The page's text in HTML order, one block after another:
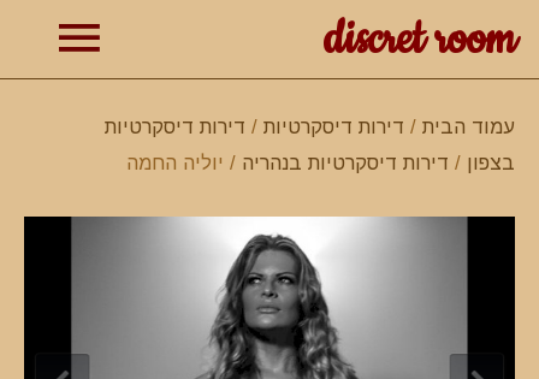
discret room
עמוד הבית / דירות דיסקרטיות / דירות דיסקרטיות
בצפון / דירות דיסקרטיות בנהריה / יוליה החמה